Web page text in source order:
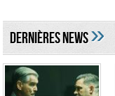
DERNIÈRES NEWS»